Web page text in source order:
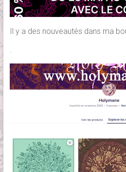
Il y a des nouveautés dans ma
.